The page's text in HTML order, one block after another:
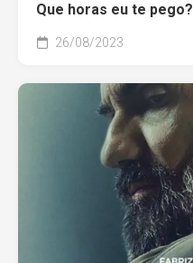
Que horas eu te pego?
26/08/2023